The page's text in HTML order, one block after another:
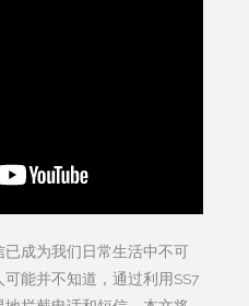
成为我们日常生活中不可
能并不知道，通过利用SS7